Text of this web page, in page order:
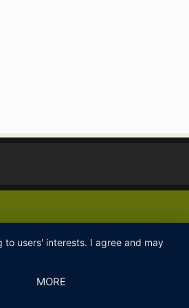
users' interests. I agree and may
MORE